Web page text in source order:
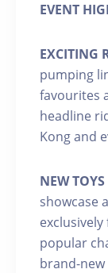
EVENT
EXCITING
pumping
favourites
headline
Kong and
NEW
showcase
popular
brand-new